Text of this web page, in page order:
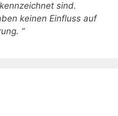
sind.
keinen Einfluss auf
“